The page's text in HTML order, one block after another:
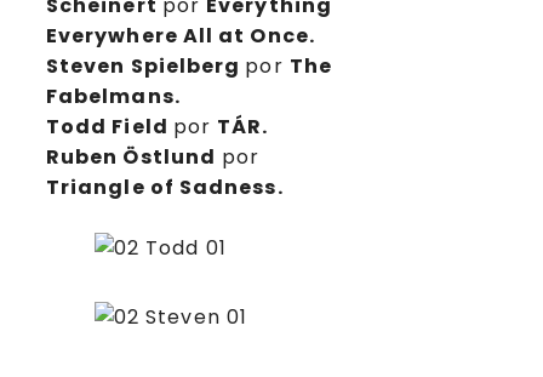
Everywhere All at Once.
Steven Spielberg por The
Fabelmans.
Todd Field por TÁR.
Ruben Östlund por
Triangle of Sadness.